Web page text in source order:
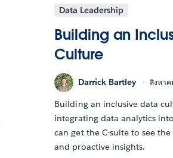
Data Leadership
Building an
Culture
Darrick Bartley สิงหาค
Building an inclusive data
integrating data analytics
can get the C-suite to see
and proactive insights.